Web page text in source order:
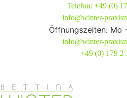
Telefon: +49 (0)
info@winter-
Öffnungszeiten: Mo
info@winter-
+49 (0) 179 2